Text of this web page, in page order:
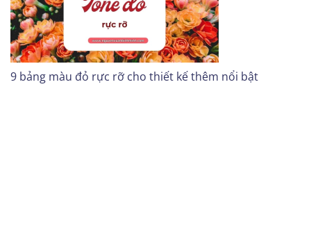
9 bảng màu đỏ rực rỡ cho thiết kế thêm nổi bật